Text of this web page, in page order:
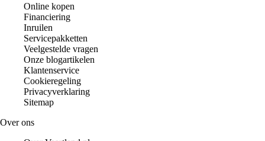
Online kopen
Financiering
Inruilen
Servicepakketten
Veelgestelde vragen
Onze blogartikelen
Klantenservice
Cookieregeling
Privacyverklaring
Sitemap
Over ons